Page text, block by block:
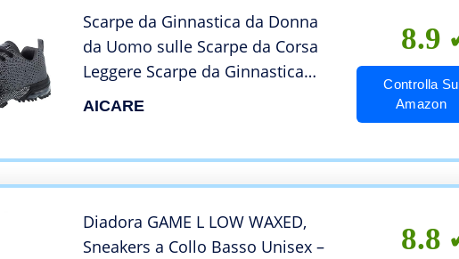
Scarpe da Ginnastica da Donna
da Uomo sulle Scarpe da Corsa
Leggere Scarpe da Ginnastica
Traspiranti per Esterni Scarpe da
AICARE
8.9
Controlla Su
Amazon
Diadora GAME L LOW WAXED,
Sneakers a Collo Basso Unisex –
8.8